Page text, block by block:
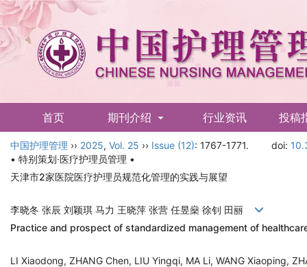
首页 期刊介绍 行业资讯 投稿
English
中国护理管理 ›› 2025, Vol. 25 ›› Issue (12): 1767-1771. doi:
• 特别策划·医疗护理员管理 •
天津市2家医院医疗护理员规范化管理的实践与展望
李晓冬 张辰 刘颖琪 马力 王晓萍 张营 任昱燊 徐钊 田丽
Practice and prospect of standardized management of
LI Xiaodong, ZHANG Chen, LIU Yingqi, MA Li, WANG Xiaoping,